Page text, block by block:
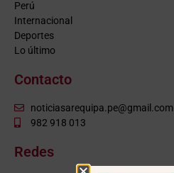
Perú
Internacional
Deportes
Lo último
Contacto
noticiasarequipa.pe@gmail.com
982 918 013
Redes